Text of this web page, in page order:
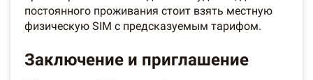
постоянного проживания стоит взять местную
физическую SIM с предсказуемым тарифом.
Заключение и приглашение